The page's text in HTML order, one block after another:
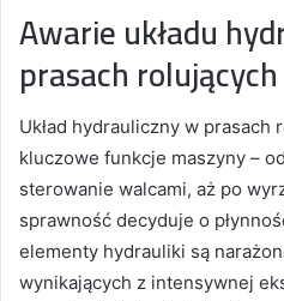
Awarie układu
prasach
Układ hydrauliczny w prasach
kluczowe funkcje maszyny –
sterowanie walcami, aż po
sprawność decyduje o
elementy hydrauliki są
wynikających z intensywnej